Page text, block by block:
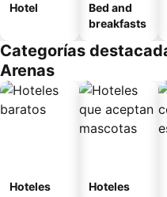
Hotel
Bed and
breakfasts
Categorías
Arenas
Hoteles
Hoteles